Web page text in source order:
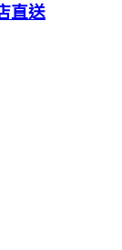
直送